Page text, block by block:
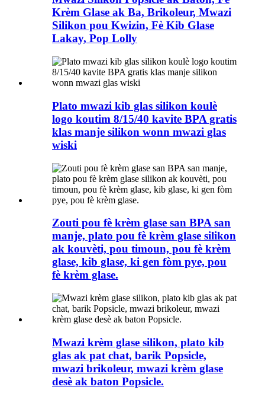
Krèm Glase ak Ba, Brikoleur, Mwazi
Silikon pou Kwizin, Fè Kib Glase
Lakay, Pop Lolly
Plato mwazi kib glas silikon koulè
logo koutim 8/15/40 kavite BPA gratis
klas manje silikon wonn mwazi glas
wiski
Zouti pou fè krèm glase san BPA san
manje, plato pou fè krèm glase silikon
ak kouvèti, pou timoun, pou fè krèm
glase, kib glase, ki gen fòm pye, pou
fè krèm glase.
Mwazi krèm glase silikon, plato kib
glas ak pat chat, barik Popsicle,
mwazi brikoleur, mwazi krèm glase
desè ak baton Popsicle.